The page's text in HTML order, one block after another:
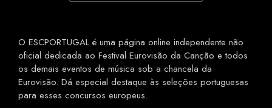
O ESCPORTUGAL é uma página online independente não
oficial dedicada ao Festival Eurovisão da Canção e todos
os demais eventos de música sob a chancela da
Eurovisão. Dá especial destaque às seleções portuguesas
para esses concursos europeus.